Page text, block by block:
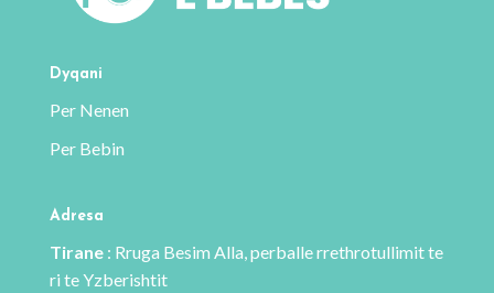
Dyqani
Per Nenen
Per Bebin
Adresa
Tirane : Rruga Besim Alla, perballe rrethrotullimit te
ri te Yzberishtit